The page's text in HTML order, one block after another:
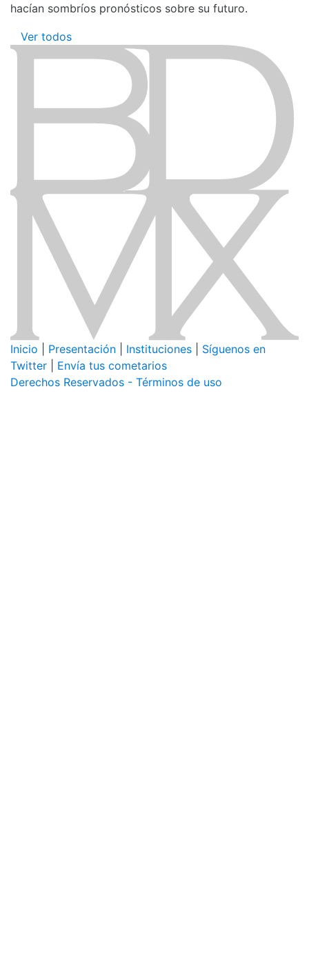
hacían sombríos pronósticos sobre su futuro.
Ver todos
Inicio Presentación Instituciones
Síguenos en
Twitter
Envía tus cometarios
Derechos Reservados - Términos de uso